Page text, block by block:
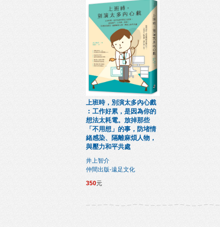
上班時，別演太多內心戲
︰工作好累，是因為你的
想法太耗電。放掉那些
「不用想」的事，防堵情
緒感染、隔離麻煩人物，
與壓力和平共處
井上智介
仲間出版-遠足文化
350元